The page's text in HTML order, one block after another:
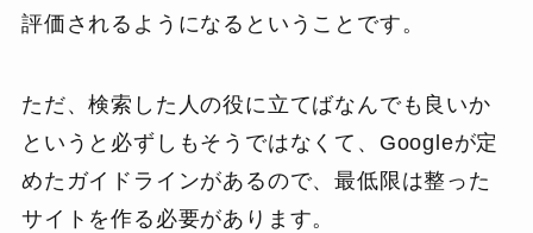
評価されるようになるということです。
ただ、検索した人の役に立てばなんでも良いか
というと必ずしもそうではなくて、Googleが定
めたガイドラインがあるので、最低限は整った
サイトを作る必要があります。